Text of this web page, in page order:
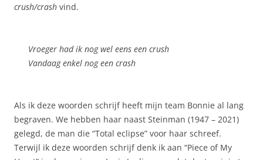
crush/crash vind.
Vroeger had ik nog wel eens een crush
Vandaag enkel nog een crash
Als ik deze woorden schrijf heeft mijn team Bonnie al lang
begraven. We hebben haar naast Steinman (1947 – 2021)
gelegd, de man die “Total eclipse” voor haar schreef.
Terwijl ik deze woorden schrijf denk ik aan “Piece of My